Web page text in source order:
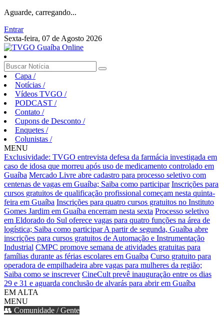
Aguarde, carregando...
Entrar
Sexta-feira, 07 de Agosto 2026
Capa /
Notícias /
Vídeos TVGO /
PODCAST /
Contato /
Cupons de Desconto /
Enquetes /
Colunistas /
MENU
Exclusividade: TVGO entrevista defesa da farmácia investigada em
caso de idosa que morreu após uso de medicamento controlado em
Guaíba Mercado Livre abre cadastro para processo seletivo com
centenas de vagas em Guaíba; Saiba como participar Inscrições para
cursos gratuitos de qualificação profissional começam nesta quinta-
feira em Guaíba Inscrições para quatro cursos gratuitos no Instituto
Gomes Jardim em Guaíba encerram nesta sexta Processo seletivo
em Eldorado do Sul oferece vagas para quatro funções na área de
logística; Saiba como participarA partir de segunda, Guaíba abre
inscrições para cursos gratuitos de Automação e Instrumentação
Industrial CMPC promove semana de atividades gratuitas para
famílias durante as férias escolares em Guaíba Curso gratuito para
operadora de empilhadeira abre vagas para mulheres da região;
Saiba como se inscrever CineCult prevê inauguração entre os dias
29 e 31 e aguarda conclusão de alvarás para abrir em Guaíba
EM ALTA
MENU
👥 Comunidade / Gente